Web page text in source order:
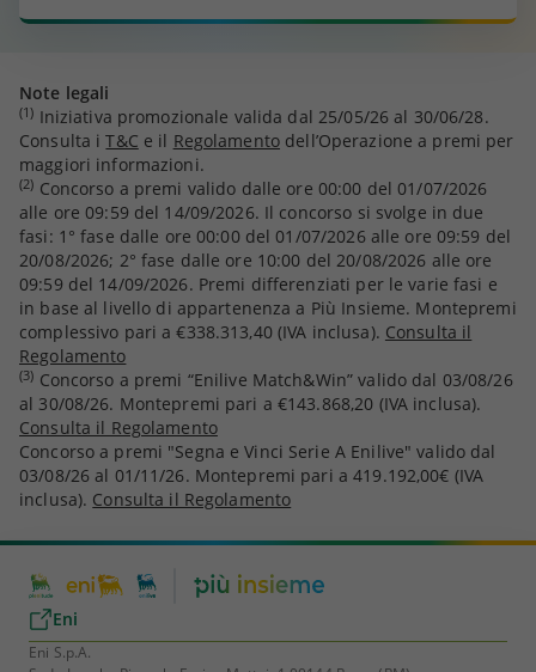
Note legali
(1) Iniziativa promozionale valida dal 25/05/26 al 30/06/28.
Consulta iT&C e il Regolamento dell’Operazione a premi per
maggiori informazioni.
(2) Concorso a premi valido dalle ore 00:00 del 01/07/2026
alle ore 09:59 del 14/09/2026. Il concorso si svolge in due
fasi: 1° fase dalle ore 00:00 del 01/07/2026 alle ore 09:59 del
20/08/2026; 2° fase dalle ore 10:00 del 20/08/2026 alle ore
09:59 del 14/09/2026. Premi differenziati per le varie fasi e
in base al livello di appartenenza a Più Insieme. Montepremi
complessivo pari a €338.313,40 (IVA inclusa). Consulta il
Regolamento
(3) Concorso a premi “Enilive Match&Win” valido dal 03/08/26
al 30/08/26. Montepremi pari a €143.868,20 (IVA inclusa).
Consulta il Regolamento
Concorso a premi "Segna e Vinci Serie A Enilive" valido dal
03/08/26 al 01/11/26. Montepremi pari a 419.192,00€ (IVA
inclusa). Consulta il Regolamento
Eni
Eni S.p.A.